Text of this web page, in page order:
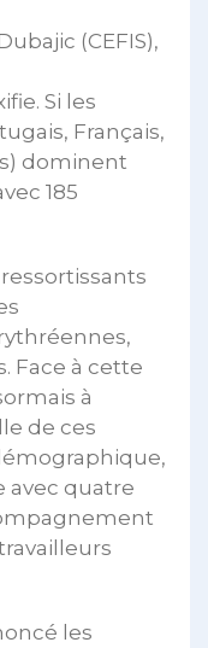
(CEFIS),
Si les
Français,
dominent
185
Face à cette
à
de ces
avec quatre
les